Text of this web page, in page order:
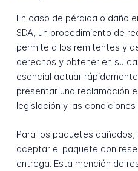
En caso de pérdida o daño
SDA, un procedimiento de
permite a los remitentes y
derechos y obtener en su
esencial actuar
presentar una reclamación
legislación y las
Para los paquetes
aceptar el paquete con
entrega. Esta mención de